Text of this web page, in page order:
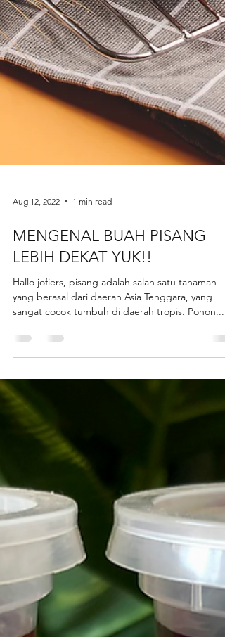
Aug 12, 2022 1 min read
MENGENAL BUAH PISANG
LEBIH DEKAT YUK!!
yang berasal dari daerah Asia Tenggara, yang
sangat cocok tumbuh di daerah tropis. Pohon...